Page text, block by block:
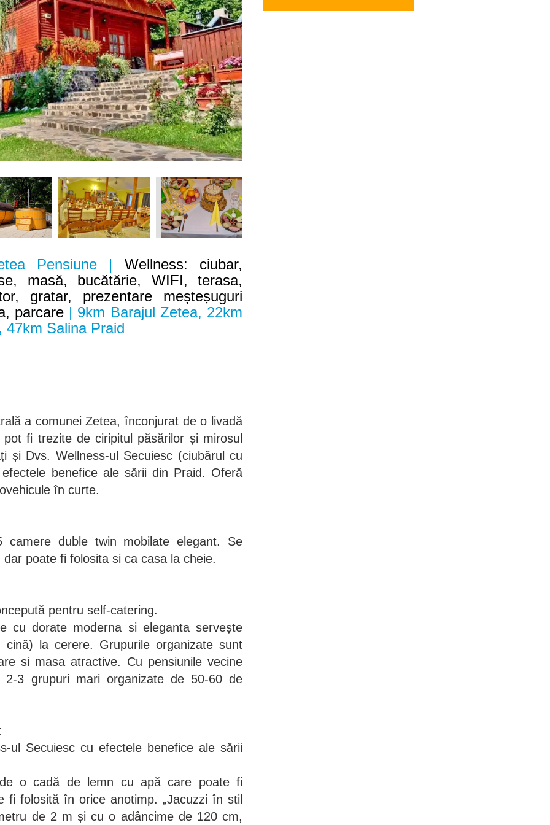
Pensiune | Wellness: ciubar,
masă, bucătărie, WIFI, terasa,
gratar, prezentare meșteșuguri
parcare| 9km Barajul Zetea, 22km
47km Salina Praid
a comunei Zetea, înconjurat de o livadă
fi trezite de ciripitul păsărilor și mirosul
și Dvs. Wellness-ul Secuiesc (ciubărul cu
benefice ale sării din Praid. Oferă
în curte.
camere duble twin mobilate elegant. Se
poate fi folosita si ca casa la cheie.
pentru self-catering.
cu dorate moderna si eleganta servește
la cerere. Grupurile organizate sunt
si masa atractive. Cu pensiunile vecine
3 grupuri mari organizate de 50-60 de
ul Secuiesc cu efectele benefice ale sării
de o cadă de lemn cu apă care poate fi
fi folosită în orice anotimp. „Jacuzzi în stil
de 2 m și cu o adâncime de 120 cm,